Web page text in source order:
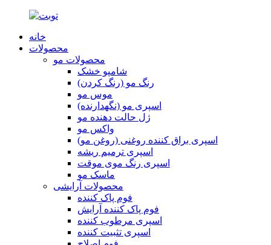
خانه
محصولات
محصولات مو
شامپو خشک
رنگ مو (رنگ کردن)
موس مو
اسپری مو (نگهدارنده)
ژل حالت دهنده مو
واکس مو
اسپری براق کننده روغنی (روغن مو)
اسپری ترمیم ریشه
اسپری رنگ موی موقت
ماسک مو
محصولات آرایشی
فوم پاک کننده
فوم پاک کننده آرایش
اسپری مرطوب کننده
اسپری تثبیت کننده